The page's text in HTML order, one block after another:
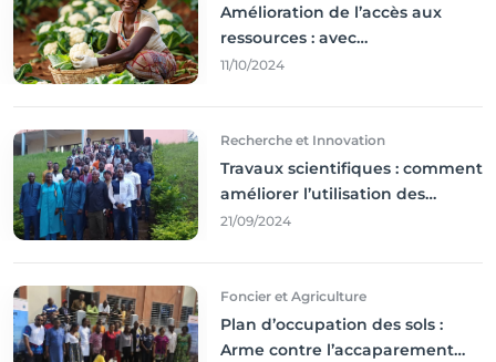
Amélioration de l’accès aux
ressources : avec
l'incontournable ’agriculture
11/10/2024
Recherche et Innovation
Travaux scientifiques : comment
améliorer l’utilisation des
résultats coince
21/09/2024
Foncier et Agriculture
Plan d’occupation des sols :
Arme contre l’accaparement